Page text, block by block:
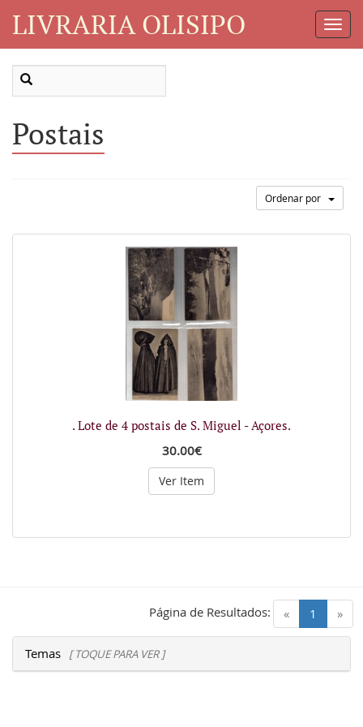
LIVRARIA OLISIPO
Postais
Ordenar por
. Lote de 4 postais de S. Miguel - Açores.
30.00€
Ver Item
« 1 (current)
»
Página de Resultados:
Temas [ TOQUE PARA VER ]